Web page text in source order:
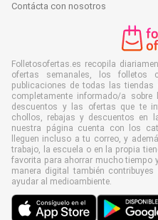
Contácta con nosotros
Folletosofertas.es recopila
ofertas semanales, los folletos
publicaciones de todas las tiendas
completamente informado/a
descuentos y las ofertas que te
chollos, rebajas y descuentos en
nuestra página cuenta con los
lleguen incluso a tu correo, y
trabajo, la escuela o en la propia
favorita para ahorrar mucho tiempo
manera digital también
ayudar al medioambiente.